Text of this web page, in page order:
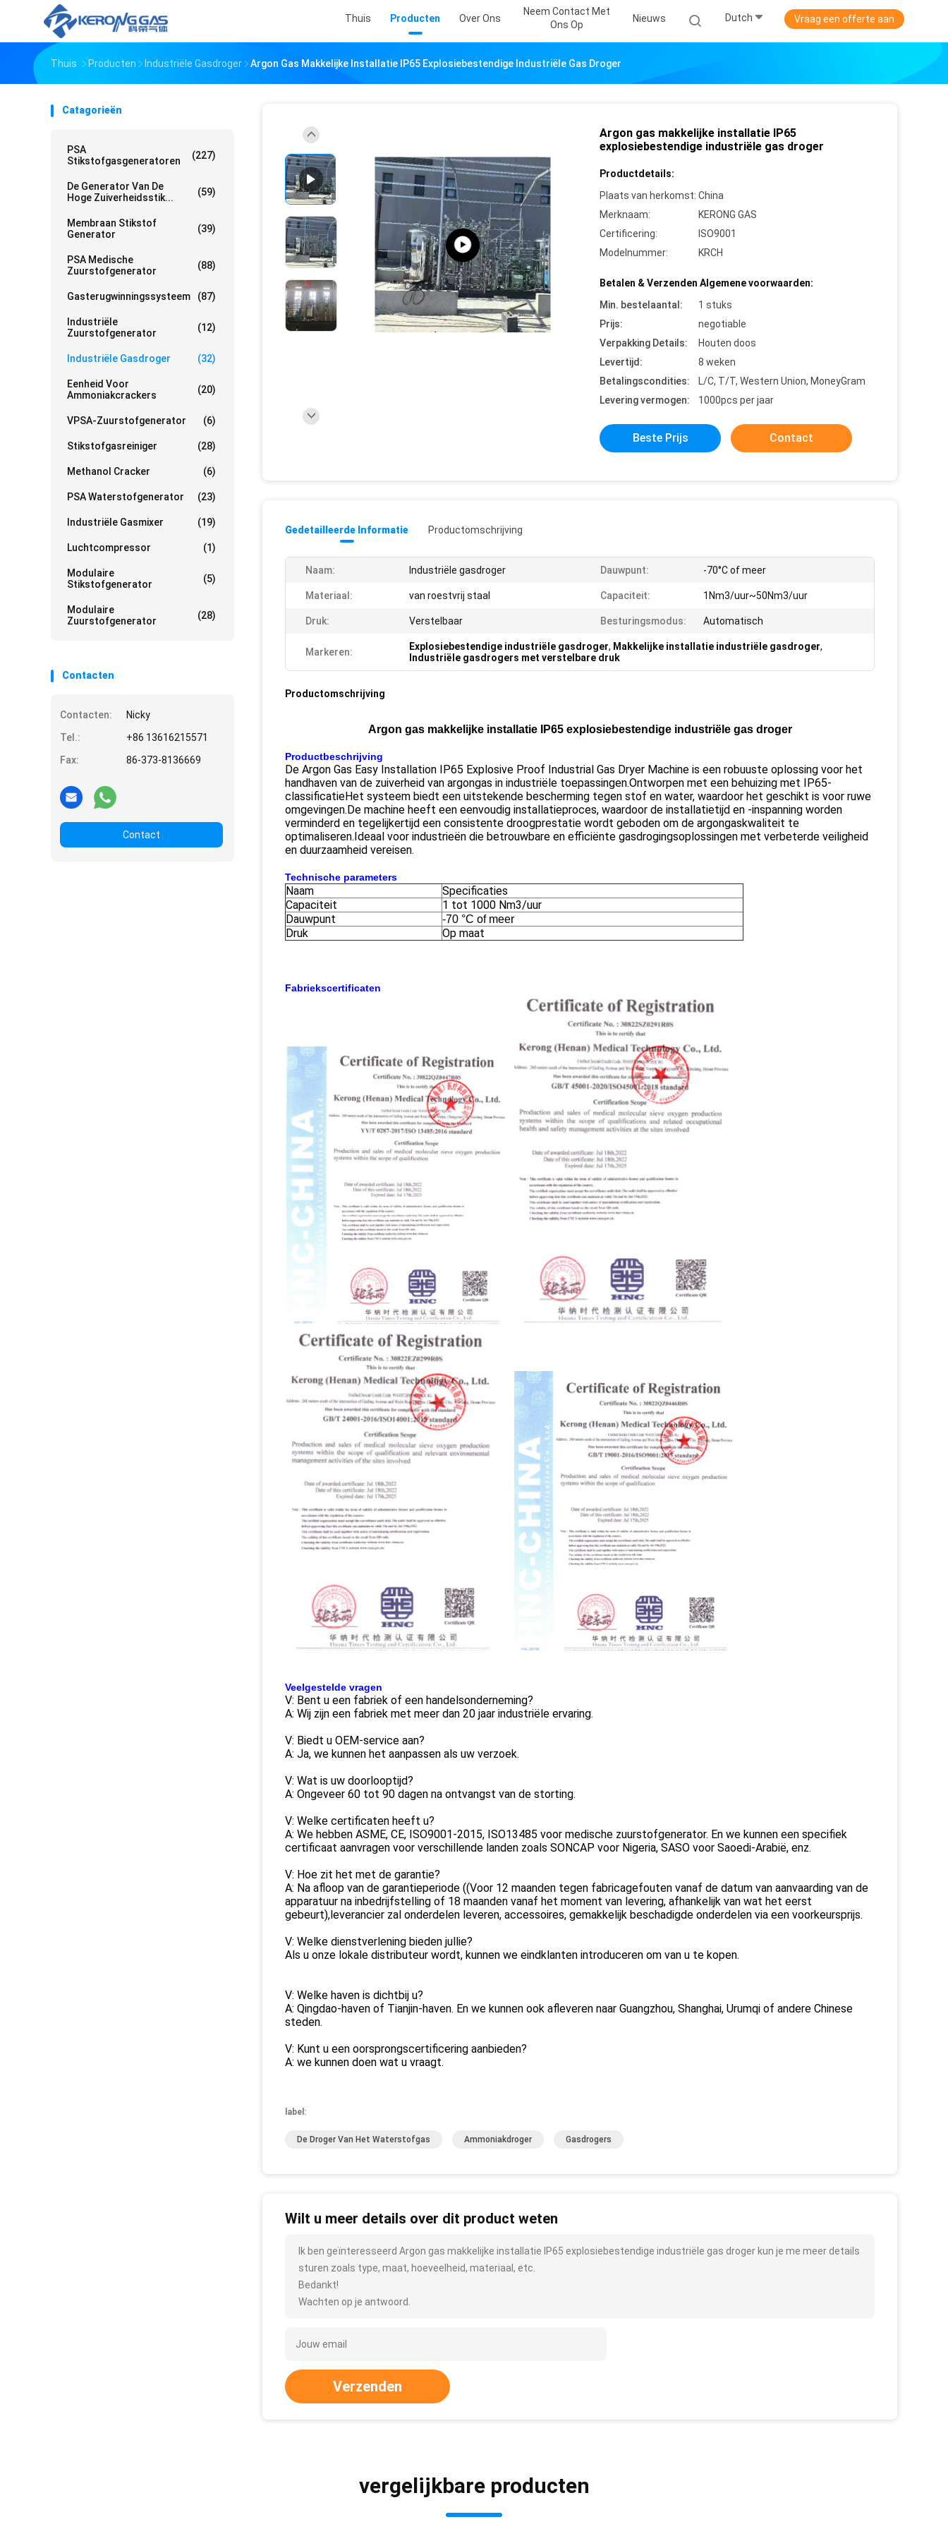
Thuis Producten Over Ons
Neem Contact Met
Ons Op
Nieuws Dutch Vraag een offerte aan
Thuis Producten Industriële Gasdroger Argon Gas Makkelijke Installatie IP65 Explosiebestendige Industriële Gas Droger
Catagorieën
PSA
Stikstofgasgeneratoren
(227)
De Generator Van De
Hoge Zuiverheidsstik...
(59)
Membraan Stikstof
Generator
(39)
PSA Medische
Zuurstofgenerator
(88)
Gasterugwinningssysteem (87)
Industriële
Zuurstofgenerator
(12)
Industriële Gasdroger (32)
Eenheid Voor
Ammoniakcrackers
(20)
VPSA-Zuurstofgenerator (6)
Stikstofgasreiniger (28)
Methanol Cracker (6)
PSA Waterstofgenerator (23)
Industriële Gasmixer (19)
Luchtcompressor (1)
Modulaire
Stikstofgenerator
(5)
Modulaire
Zuurstofgenerator
(28)
Contacten
Contacten:
Nicky
Tel.:
+86 13616215571
Fax:
86-373-8136669
Contact
Argon gas makkelijke installatie IP65
explosiebestendige industriële gas droger
Productdetails:
Plaats van herkomst: China
Merknaam:
KERONG GAS
Certificering:
ISO9001
Modelnummer:
KRCH
Betalen & Verzenden Algemene voorwaarden:
Min. bestelaantal:
1 stuks
Prijs:
negotiable
Verpakking Details:
Houten doos
Levertijd:
8 weken
Betalingscondities:
L/C, T/T, Western Union, MoneyGram
Levering vermogen:
1000pcs per jaar
Beste Prijs Contact
Gedetailleerde Informatie Productomschrijving
Naam: Industriële gasdroger Dauwpunt: -70°C of meer
Materiaal: van roestvrij staal Capaciteit: 1Nm3/uur~50Nm3/uur
Druk: Verstelbaar Besturingsmodus: Automatisch
Markeren: Explosiebestendige industriële gasdroger, Makkelijke installatie industriële gasdroger,
Industriële gasdrogers met verstelbare druk
Productomschrijving
Argon gas makkelijke installatie IP65 explosiebestendige industriële gas droger
Productbeschrijving
De Argon Gas Easy Installation IP65 Explosive Proof Industrial Gas Dryer Machine is een robuuste oplossing voor het
handhaven van de zuiverheid van argongas in industriële toepassingen.Ontworpen met een behuizing met IP65-
classificatieHet systeem biedt een uitstekende bescherming tegen stof en water, waardoor het geschikt is voor ruwe
omgevingen.De machine heeft een eenvoudig installatieproces, waardoor de installatietijd en -inspanning worden
verminderd en tegelijkertijd een consistente droogprestatie wordt geboden om de argongaskwaliteit te
optimaliseren.Ideaal voor industrieën die betrouwbare en efficiënte gasdrogingsoplossingen met verbeterde veiligheid
en duurzaamheid vereisen.
Technische parameters
Naam
Specificaties
Capaciteit
1 tot 1000 Nm3/uur
Dauwpunt
-70 °C of meer
Druk Op maat
Fabriekscertificaten
Veelgestelde vragen
V: Bent u een fabriek of een handelsonderneming?
A: Wij zijn een fabriek met meer dan 20 jaar industriële ervaring.
V: Biedt u OEM-service aan?
A: Ja, we kunnen het aanpassen als uw verzoek.
V: Wat is uw doorlooptijd?
A: Ongeveer 60 tot 90 dagen na ontvangst van de storting.
V: Welke certificaten heeft u?
A: We hebben ASME, CE, ISO9001-2015, ISO13485 voor medische zuurstofgenerator. En we kunnen een specifiek
certificaat aanvragen voor verschillende landen zoals SONCAP voor Nigeria, SASO voor Saoedi-Arabië, enz.
V: Hoe zit het met de garantie?
A: Na afloop van de garantieperiode ((Voor 12 maanden tegen fabricagefouten vanaf de datum van aanvaarding van de
apparatuur na inbedrijfstelling of 18 maanden vanaf het moment van levering, afhankelijk van wat het eerst
gebeurt),leverancier zal onderdelen leveren, accessoires, gemakkelijk beschadigde onderdelen via een voorkeursprijs.
V: Welke dienstverlening bieden jullie?
Als u onze lokale distributeur wordt, kunnen we eindklanten introduceren om van u te kopen.
V: Welke haven is dichtbij u?
A: Qingdao-haven of Tianjin-haven. En we kunnen ook afleveren naar Guangzhou, Shanghai, Urumqi of andere Chinese
steden.
V: Kunt u een oorsprongscertificering aanbieden?
A: we kunnen doen wat u vraagt.
label:
De Droger Van Het Waterstofgas Ammoniakdroger Gasdrogers
Wilt u meer details over dit product weten
Ik ben geïnteresseerd Argon gas makkelijke installatie IP65 explosiebestendige industriële gas droger kun je me meer details
sturen zoals type, maat, hoeveelheid, materiaal, etc.
Bedankt!
Wachten op je antwoord.
Verzenden
vergelijkbare producten